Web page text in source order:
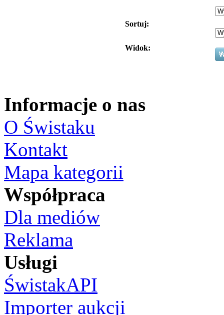
Sortuj:
Widok:
Informacje o nas
O Świstaku
Kontakt
Mapa kategorii
Współpraca
Dla mediów
Reklama
Usługi
ŚwistakAPI
Importer aukcji